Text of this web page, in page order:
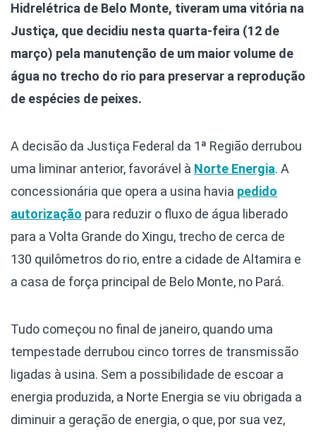
Hidrelétrica de Belo Monte, tiveram uma vitória na
Justiça, que decidiu nesta quarta-feira (12 de
março) pela manutenção de um maior volume de
água no trecho do rio para preservar a reprodução
de espécies de peixes.
A decisão da Justiça Federal da 1ª Região derrubou
uma liminar anterior, favorável à Norte Energia. A
concessionária que opera a usina havia pedido
autorização para reduzir o fluxo de água liberado
para a Volta Grande do Xingu, trecho de cerca de
130 quilômetros do rio, entre a cidade de Altamira e
a casa de força principal de Belo Monte, no Pará.
Tudo começou no final de janeiro, quando uma
tempestade derrubou cinco torres de transmissão
ligadas à usina. Sem a possibilidade de escoar a
energia produzida, a Norte Energia se viu obrigada a
diminuir a geração de energia, o que, por sua vez,